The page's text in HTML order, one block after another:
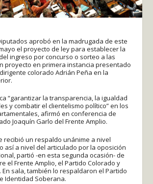
aprobó en la madrugada de este
el proyecto de ley para establecer la
ingreso por concurso o sorteo a las
proyecto en primera instancia presentado
colorado Adrián Peña en la
“garantizar la transparencia, la igualdad
y combatir el clientelismo político” en los
afirmó en conferencia de
Joaquín Garlo del Frente Amplio.
recibió un respaldo unánime a nivel
así a nivel del articulado por la oposición
partió -en esta segunda ocasión- de
el Frente Amplio, el Partido Colorado y
En sala, también lo respaldaron el Partido
Identidad Soberana.